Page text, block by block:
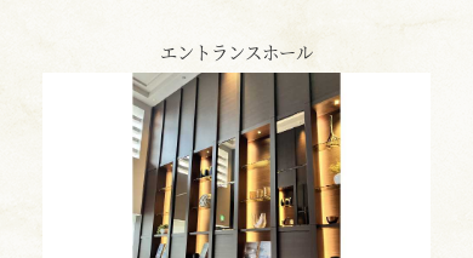
エントランスホール